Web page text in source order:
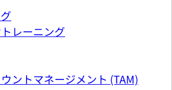
レーニング
ントマネージメント (TAM)